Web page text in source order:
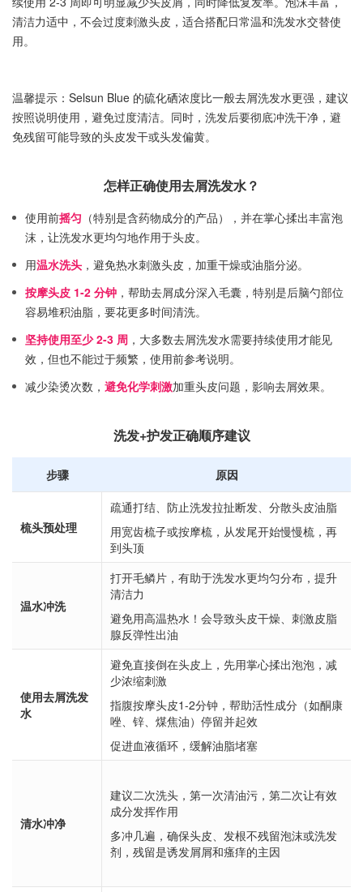
清洁力适中，不会过度刺激头皮，适合搭配日常温和洗发水交替使
用。
温馨提示：Selsun Blue 的硫化硒浓度比一般去屑洗发水更强，建议
按照说明使用，避免过度清洁。同时，洗发后要彻底冲洗干净，避
免残留可能导致的头皮发干或头发偏黄。
怎样正确使用去屑洗发水？
使用前摇匀 （特别是含药物成分的产品），并在掌心揉出丰富泡
沫，让洗发水更均匀地作用于头皮。
用温水洗头 ，避免热水刺激头皮，加重干燥或油脂分泌。
按摩头皮 1-2 分钟 ，帮助去屑成分深入毛囊，特别是后脑勺部位
容易堆积油脂，要花更多时间清洗。
坚持使用至少 2-3 周 ，大多数去屑洗发水需要持续使用才能见
效，但也不能过于频繁，使用前参考说明。
减少染烫次数， 避免化学刺激加重头皮问题，影响去屑效果。
洗发+护发正确顺序建议
步骤 原因
梳头预处理
疏通打结、防止洗发拉扯断发、分散头皮油脂
用宽齿梳子或按摩梳，从发尾开始慢慢梳，再
到头顶
温水冲洗
打开毛鳞片，有助于洗发水更均匀分布，提升
清洁力
避免用高温热水！会导致头皮干燥、刺激皮脂
腺反弹性出油
使用去屑洗发
水
避免直接倒在头皮上，先用掌心揉出泡泡，减
少浓缩刺激
指腹按摩头皮1-2分钟，帮助活性成分（如酮康
唑、锌、煤焦油）停留并起效
促进血液循环，缓解油脂堵塞
清水冲净
建议二次洗头，第一次清油污，第二次让有效
成分发挥作用
多冲几遍，确保头皮、发根不残留泡沫或洗发
剂，残留是诱发屑屑和瘙痒的主因